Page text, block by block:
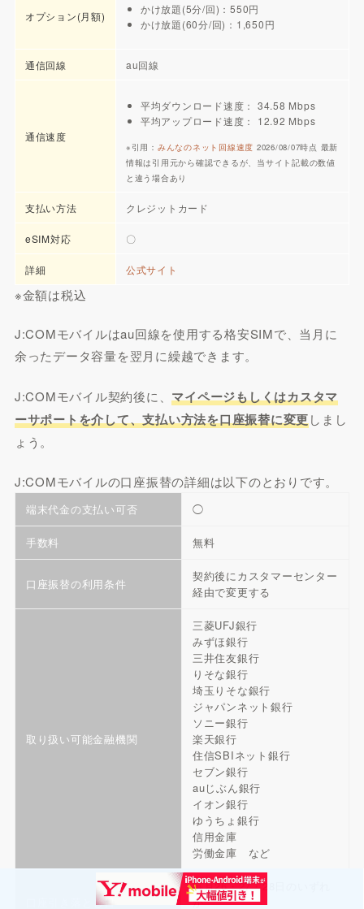
オプション(月額)
かけ放題(5分/回)：550円
かけ放題(60分/回)：1,650円
通信回線 au回線
通信速度
平均ダウンロード速度： 34.58 Mbps
平均アップロード速度： 12.92 Mbps
※引用： みんなのネット回線速度 2026/08/07時点 最新
情報は引用元から確認できるが、当サイト記載の数値
と違う場合あり
支払い方法 クレジットカード
eSIM対応 〇
詳細 公式サイト
※金額は税込
J:COMモバイルはau回線を使用する格安SIMで、当月に
余ったデータ容量を翌月に繰越できます。
J:COMモバイル契約後に、 マイページもしくはカスタマ
ーサポートを介して、支払い方法を口座振替に変更しまし
ょう。
J:COMモバイルの口座振替の詳細は以下のとおりです。
端末代金の支払い可否 ◯
手数料 無料
口座振替の利用条件
契約後にカスタマーセンター
経由で変更する
取り扱い可能金融機関
三菱UFJ銀行
みずほ銀行
三井住友銀行
りそな銀行
埼玉りそな銀行
ジャパンネット銀行
ソニー銀行
楽天銀行
住信SBIネット銀行
セブン銀行
auじぶん銀行
イオン銀行
ゆうちょ銀行
信用金庫
労働金庫 など
口座引き落とし日
毎月26・27・28日のいずれ
か